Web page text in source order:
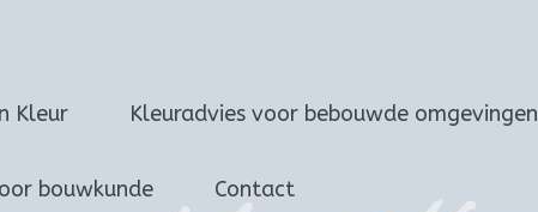
Kleur Kleuradvies voor bebouwde omgevingen
bouwkunde Contact